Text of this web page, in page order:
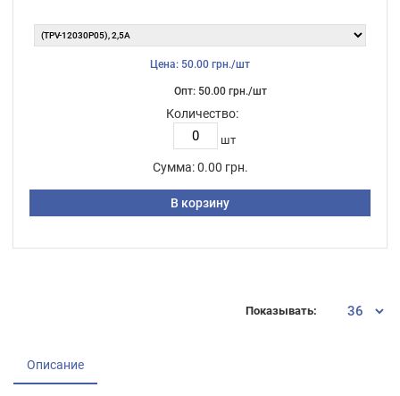
Цена: 50.00 грн./шт
Опт: 50.00 грн./шт
Количество:
шт
Сумма: 0.00 грн.
В корзину
Показывать:
Описание